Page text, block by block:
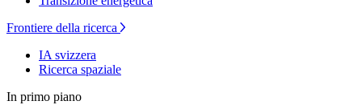
Frontiere della ricerca
IA svizzera
Ricerca spaziale
In primo piano